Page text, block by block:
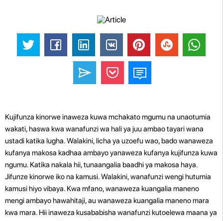
Kujifunza kinorwe inaweza kuwa mchakato mgumu na unaotumia
wakati, haswa kwa wanafunzi wa hali ya juu ambao tayari wana
ustadi katika lugha. Walakini, licha ya uzoefu wao, bado wanaweza
kufanya makosa kadhaa ambayo yanaweza kufanya kujifunza kuwa
ngumu. Katika nakala hii, tunaangalia baadhi ya makosa haya.
Jifunze kinorwe iko na kamusi. Walakini, wanafunzi wengi hutumia
kamusi hiyo vibaya. Kwa mfano, wanaweza kuangalia maneno
mengi ambayo hawahitaji, au wanaweza kuangalia maneno mara
kwa mara. Hii inaweza kusababisha wanafunzi kutoelewa maana ya